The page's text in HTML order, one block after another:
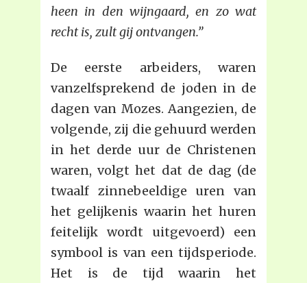
heen in den wijngaard, en zo wat
recht is, zult gij ontvangen.”
De eerste arbeiders, waren
vanzelfsprekend de joden in de
dagen van Mozes. Aangezien, de
volgende, zij die gehuurd werden
in het derde uur de Christenen
waren, volgt het dat de dag (de
twaalf zinnebeeldige uren van
het gelijkenis waarin het huren
feitelijk wordt uitgevoerd) een
symbool is van een tijdsperiode.
Het is de tijd waarin het